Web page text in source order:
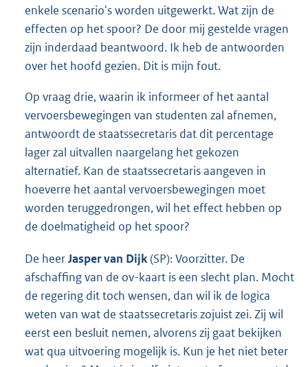
enkele scenario's worden uitgewerkt. Wat zijn de
effecten op het spoor? De door mij gestelde vragen
zijn inderdaad beantwoord. Ik heb de antwoorden
over het hoofd gezien. Dit is mijn fout.
Op vraag drie, waarin ik informeer of het aantal
vervoersbewegingen van studenten zal afnemen,
antwoordt de staatssecretaris dat dit percentage
lager zal uitvallen naargelang het gekozen
alternatief. Kan de staatssecretaris aangeven in
hoeverre het aantal vervoersbewegingen moet
worden teruggedrongen, wil het effect hebben op
de doelmatigheid op het spoor?
De heerJasper van Dijk(SP): Voorzitter. De
afschaffing van de ov-kaart is een slecht plan. Mocht
de regering dit toch wensen, dan wil ik de logica
weten van wat de staatssecretaris zojuist zei. Zij wil
eerst een besluit nemen, alvorens zij gaat bekijken
wat qua uitvoering mogelijk is. Kun je het niet beter